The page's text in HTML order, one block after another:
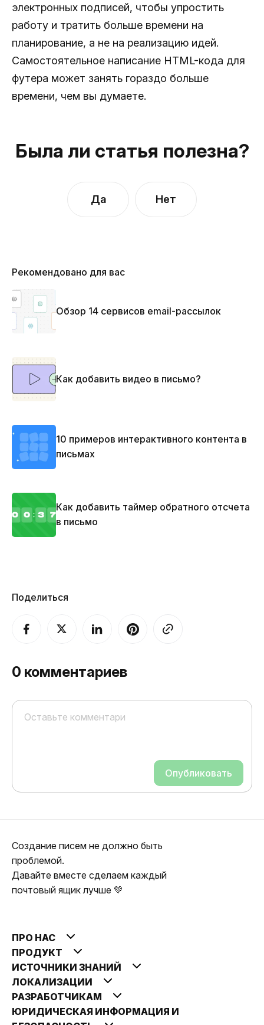
электронных подписей, чтобы упростить
работу и тратить больше времени на
планирование, а не на реализацию идей.
Самостоятельное написание HTML-кода для
футера может занять гораздо больше
времени, чем вы думаете.
Была ли статья полезна?
Да Нет
Рекомендовано для вас
Обзор 14 сервисов email-рассылок
Как добавить видео в письмо?
10 примеров интерактивного контента в
письмах
Как добавить таймер обратного отсчета
в письмо
Поделиться
0 комментариев
Опубликовать
Создание писем не должно быть
проблемой.
Давайте вместе сделаем каждый
почтовый ящик лучше 💚
ПРО НАС
ПРОДУКТ
ИСТОЧНИКИ ЗНАНИЙ
ЛОКАЛИЗАЦИИ
РАЗРАБОТЧИКАМ
ЮРИДИЧЕСКАЯ ИНФОРМАЦИЯ И